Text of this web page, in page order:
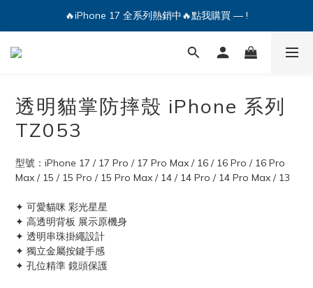
🔥iPhone 17 全系列熱銷中🔥點我購買 — !
💕加入Q哥 Line 新好友領優惠券！🎫
🔥iPhone 17 全系列熱銷中🔥點我購買 — !
透明貓掌防摔殼 iPhone 系列
TZ053
型號：iPhone 17 / 17 Pro / 17 Pro Max / 16 / 16 Pro / 16 Pro
Max / 15 / 15 Pro / 15 Pro Max / 14 / 14 Pro / 14 Pro Max / 13
✦ 可愛貓咪 彩光星星
✦ 高透明背板 展示原機身
✦ 透明串珠掛繩設計
✦ 獨立金屬按鍵手感
✦ 孔位精準 鏡頭保護